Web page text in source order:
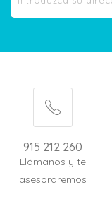
915 212 260
Llámanos y te
asesoraremos